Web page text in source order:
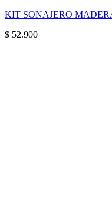
KIT SONAJERO
$ 52.900